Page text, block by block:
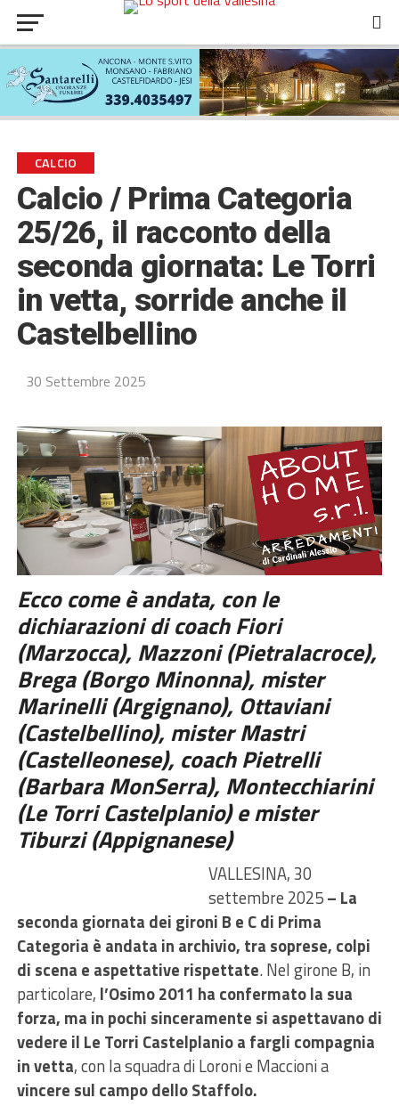
CALCIO
Calcio / Prima Categoria
25/26, il racconto della
seconda giornata: Le Torri
in vetta, sorride anche il
Castelbellino
30 Settembre 2025
Ecco come è andata, con le
dichiarazioni di coach Fiori
(Marzocca), Mazzoni (Pietralacroce),
Brega (Borgo Minonna), mister
Marinelli (Argignano), Ottaviani
(Castelbellino), mister Mastri
(Castelleonese), coach Pietrelli
(Barbara MonSerra), Montecchiarini
(Le Torri Castelplanio) e mister
Tiburzi (Appignanese)
VALLESINA, 30
settembre 2025– La
seconda giornata dei gironi B e C di Prima
Categoria è andata in archivio, tra soprese, colpi
di scena e aspettative rispettate. Nel girone B, in
particolare, l’Osimo 2011 ha confermato la sua
forza, ma in pochi sinceramente si aspettavano di
vedere il Le Torri Castelplanio a fargli compagnia
in vetta, con la squadra di Loroni e Maccioni a
vincere sul campo dello Staffolo.